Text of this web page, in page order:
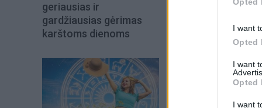
I want
Opted
I want
Opted
I want
geriausias ir
gardžiausias gėrimas
karštoms dienoms
„Patriot“